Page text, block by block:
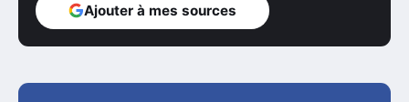
Ajouter à mes sources